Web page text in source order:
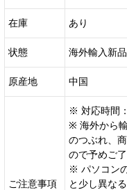
在庫 あり
状態 海外輸入新品
原産地 中国
ご注意事項
※ 対応時間
※ 海外から
のつぶれ、
ので予めご
※ パソコン
と少し異な